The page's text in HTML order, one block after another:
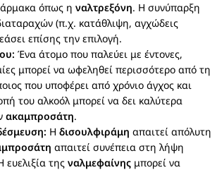
όπως η ναλτρεξόνη. Η συνύπαρξη
(π.χ. κατάθλιψη, αγχώδεις
επίσης την επιλογή.
Ένα άτομο που παλεύει με έντονες,
μπορεί να ωφεληθεί περισσότερο από τη
που υποφέρει από χρόνιο άγχος και
του αλκοόλ μπορεί να δει καλύτερα
ακαμπροσάτη.
Η δισουλφιράμη απαιτεί απόλυτη
απαιτεί συνέπεια στη λήψη
της ναλμεφαίνης μπορεί να